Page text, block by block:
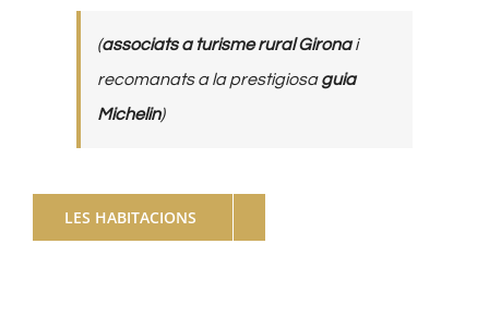
(associats a turisme rural Gironai
recomanats a la prestigiosaguia
Michelin)
LES HABITACIONS